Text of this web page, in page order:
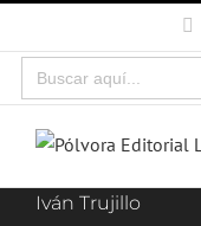
al
contenido
Buscar:
Iván Trujillo